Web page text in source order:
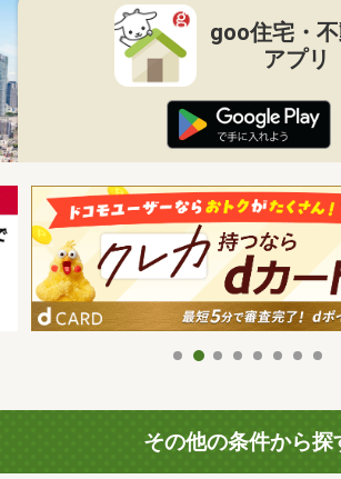
goo住宅・
アプリ
その他の条件から探